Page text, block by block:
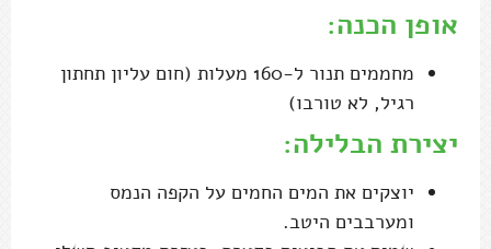
אופן הכנה:
מחממים תנור ל-160 מעלות (חום עליון תחתון
רגיל, לא טורבו)
יצירת הבלילה:
יוצקים את המים החמים על הקפה הנמס
ומערבבים היטב.